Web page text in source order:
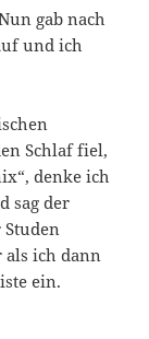
gab nach
und ich
Schlaf fiel,
denke ich
sag der
als ich dann
ein.